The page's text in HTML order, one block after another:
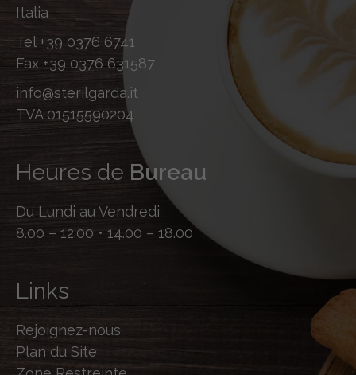
Italia
Tel +39 0376 6741
Fax +39 0376 631587
info@sterilgarda.it
TVA 01515590204
Heures de Bureau
Du Lundi au Vendredi
8.00 – 12.00 • 14.00 – 18.00
Links
Rejoignez-nous
Plan du Site